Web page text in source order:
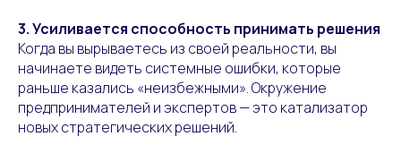
3. Усиливается способность принимать решения
Когда вы вырываетесь из своей реальности, вы
начинаете видеть системные ошибки, которые
раньше казались «неизбежными». Окружение
предпринимателей и экспертов — это катализатор
новых стратегических решений.